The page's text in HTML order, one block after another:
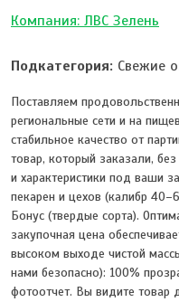
Компания: ЛВС Зелень
Подкатегория: Свежие
Поставляем
региональные сети и на
стабильное качество от
товар, который заказали,
и характеристики под ваши
пекарен и цехов (калибр
Бонус (твердые сорта).
закупочная цена
высоком выходе чистой
нами безопасно): 100%
фотоотчет. Вы видите товар